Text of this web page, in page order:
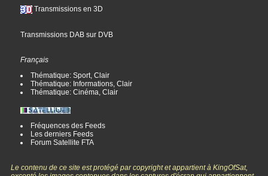
Transmissions en 3D
Transmissions DAB sur DVB
Français
Thématique: Sport, Clair
Thématique: Informations, Clair
Thématique: Cinéma, Clair
Fréquences des Feeds
Les derniers Feeds
Forum Satellite FTA
Le contenu de ce site est protégé par copyright et appartient à KingOfSat,